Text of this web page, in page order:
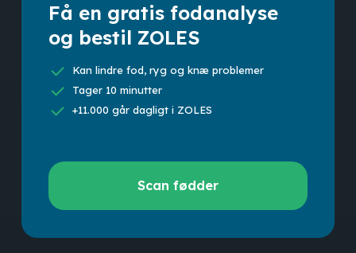
Få en gratis fodanalyse
og bestil ZOLES
Kan lindre fod, ryg og knæ problemer
Tager 10 minutter
+11.000 går dagligt i ZOLES
fødder
Scan fødder